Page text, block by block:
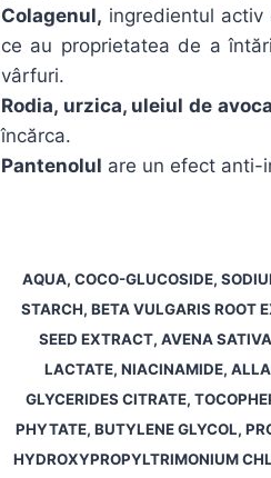
Colagenul, ingredientul
ce au proprietatea de a
vârfuri.
Rodia, urzica, uleiul de
încărca.
Pantenolul are un efect anti-
AQUA, COCO-GLUCOSIDE,
STARCH, BETA VULGARIS ROOT
SEED EXTRACT, AVENA
LACTATE, NIACINAMIDE,
GLYCERIDES CITRATE,
PHYTATE, BUTYLENE GLYCOL,
HYDROXYPROPYLTRIMONIUM